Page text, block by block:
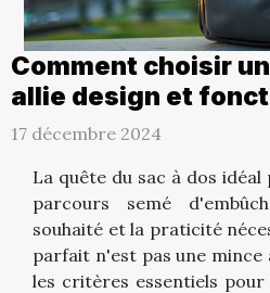
Comment choisir
allie design et
17 décembre 2024
La quête du sac à dos
parcours semé
souhaité et la praticité
parfait n'est pas une
les critères essentiels